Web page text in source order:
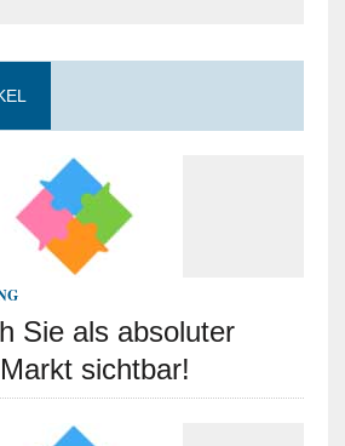
Sie als absoluter
sichtbar!